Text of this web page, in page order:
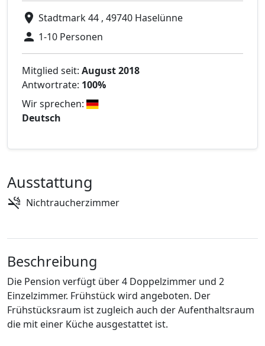
Stadtmark 44 , 49740 Haselünne
1-10 Personen
Mitglied seit: August 2018
Antwortrate: 100%
Wir sprechen:
Deutsch
Ausstattung
Nichtraucherzimmer
Beschreibung
Die Pension verfügt über 4 Doppelzimmer und 2
Einzelzimmer. Frühstück wird angeboten. Der
Frühstücksraum ist zugleich auch der Aufenthaltsraum
die mit einer Küche ausgestattet ist.